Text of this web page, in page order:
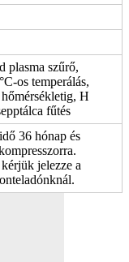
plasma szűrő,
os temperálás,
H
fűtés
36 hónap és
jelezze a